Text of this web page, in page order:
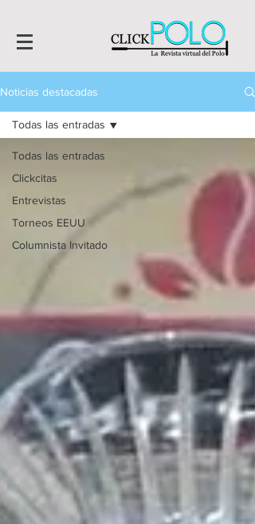
Noticias destacadas
Todas las entradas
Clickcitas
Entrevistas
Torneos EEUU
Columnista Invitado
Todas las entradas